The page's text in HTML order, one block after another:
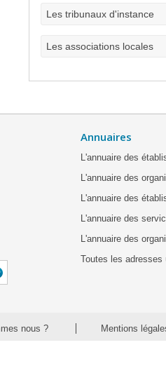
Les tribunaux d'instance
Les associations locales
Annuaires
L'annuaire des
L'annuaire des
L'annuaire des
L'annuaire des
L'annuaire des
Toutes les adresses
nous ? Mentions